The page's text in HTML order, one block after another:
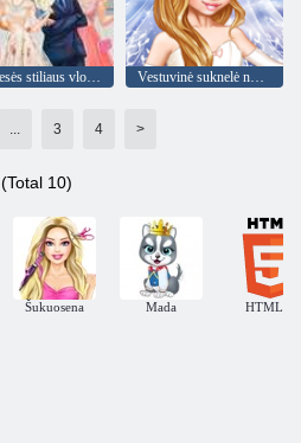
Princesės stiliaus vlogas omg vestuvės
3 4 >
(Total 10)
Šukuosena Mada HTML5